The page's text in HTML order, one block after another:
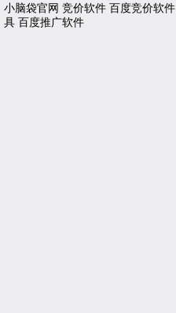
小脑袋官网 竞价软件 百度竞价软件
具 百度推广软件